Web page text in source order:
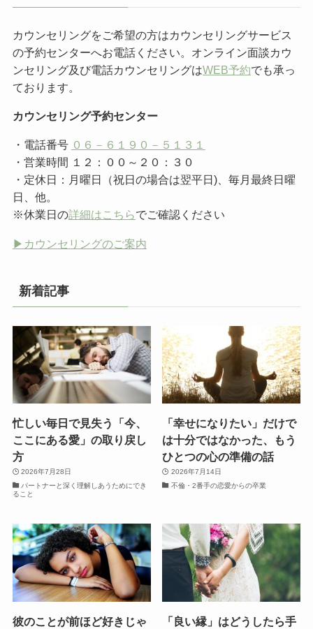
カウンセリングをご希望の方はカウンセリングサービス
の予約センターへお電話ください。オンライン面談カウ
ンセリング及び電話カウンセリングはWEB予約でも承っ
ております。
カウンセリング予約センター
・電話番号 ０６－６１９０－５１３１
・営業時間 １２：００～２０：３０
・定休日：月曜日（祝日の場合は翌平日)、毎月最終日曜
日、他。
※休業日の詳細はこちらでご確認ください
▶︎カウンセリングのご案内
新着記事
忙しい毎日で見失う「今、
ここにある愛」の取り戻し
方
2026年7月28日
パートナーと深く理解しあうためにでき
ること
「幸せになりたい」だけで
は十分ではなかった、もう
ひとつの心の準備の話
2026年7月14日
不倫・2番手の恋愛からの卒業
彼のことが前ほど好きじゃ 「良い縁」はどうしたら手